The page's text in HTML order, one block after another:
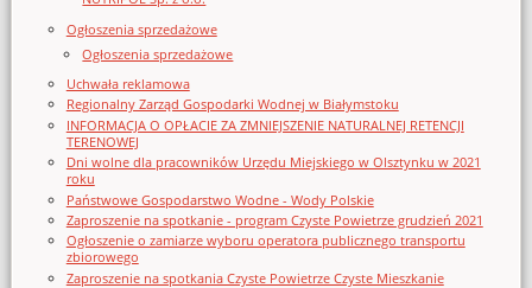
Ogłoszenia sprzedażowe
Ogłoszenia sprzedażowe
Uchwała reklamowa
Regionalny Zarząd Gospodarki Wodnej w Białymstoku
INFORMACJA O OPŁACIE ZA ZMNIEJSZENIE NATURALNEJ RETENCJI
TERENOWEJ
Dni wolne dla pracowników Urzędu Miejskiego w Olsztynku w 2021
roku
Państwowe Gospodarstwo Wodne - Wody Polskie
Zaproszenie na spotkanie - program Czyste Powietrze grudzień 2021
Ogłoszenie o zamiarze wyboru operatora publicznego transportu
zbiorowego
Zaproszenie na spotkania Czyste Powietrze Czyste Mieszkanie